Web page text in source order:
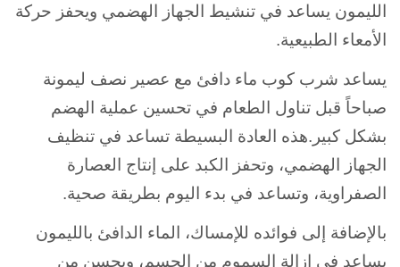
الليمون يساعد في تنشيط الجهاز الهضمي ويحفز حركة
الأمعاء الطبيعية.
يساعد شرب كوب ماء دافئ مع عصير نصف ليمونة
صباحاً قبل تناول الطعام في تحسين عملية الهضم
بشكل كبير.هذه العادة البسيطة تساعد في تنظيف
الجهاز الهضمي، وتحفز الكبد على إنتاج العصارة
الصفراوية، وتساعد في بدء اليوم بطريقة صحية.
بالإضافة إلى فوائده للإمساك، الماء الدافئ بالليمون
يساعد في إزالة السموم من الجسم، ويحسن من